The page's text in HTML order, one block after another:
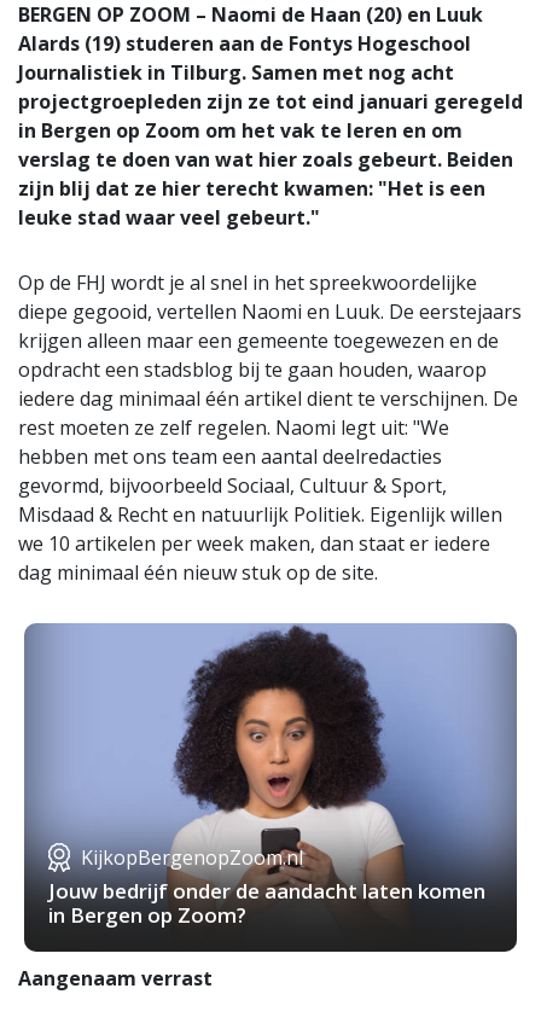
BERGEN OP ZOOM – Naomi de Haan (20) en Luuk
Alards (19) studeren aan de Fontys Hogeschool
Journalistiek in Tilburg. Samen met nog acht
projectgroepleden zijn ze tot eind januari geregeld
in Bergen op Zoom om het vak te leren en om
verslag te doen van wat hier zoals gebeurt. Beiden
zijn blij dat ze hier terecht kwamen: "Het is een
leuke stad waar veel gebeurt."
Op de FHJ wordt je al snel in het spreekwoordelijke
diepe gegooid, vertellen Naomi en Luuk. De eerstejaars
krijgen alleen maar een gemeente toegewezen en de
opdracht een stadsblog bij te gaan houden, waarop
iedere dag minimaal één artikel dient te verschijnen. De
rest moeten ze zelf regelen. Naomi legt uit: "We
hebben met ons team een aantal deelredacties
gevormd, bijvoorbeeld Sociaal, Cultuur & Sport,
Misdaad & Recht en natuurlijk Politiek. Eigenlijk willen
we 10 artikelen per week maken, dan staat er iedere
dag minimaal één nieuw stuk op de site.
KijkopBergenopZoom.nl
Jouw bedrijf onder de aandacht laten komen
in Bergen op Zoom?
Aangenaam verrast